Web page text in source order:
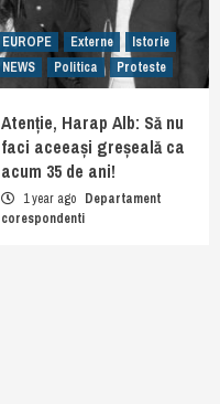
EUROPE Externe
Istorie
NEWS
Politica Proteste
Atenție, Harap Alb: Să nu
faci aceeași greșeală ca
acum 35 de ani!
1 year ago Departament
corespondenti